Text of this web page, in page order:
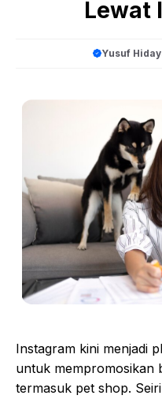
Lewat
Yusuf
Instagram kini menjadi
untuk mempromosikan
termasuk pet shop.